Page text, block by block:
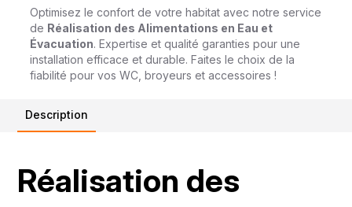
Optimisez le confort de votre habitat avec notre service
de Réalisation des Alimentations en Eau et
Évacuation. Expertise et qualité garanties pour une
installation efficace et durable. Faites le choix de la
fiabilité pour vos WC, broyeurs et accessoires !
Description
Réalisation des